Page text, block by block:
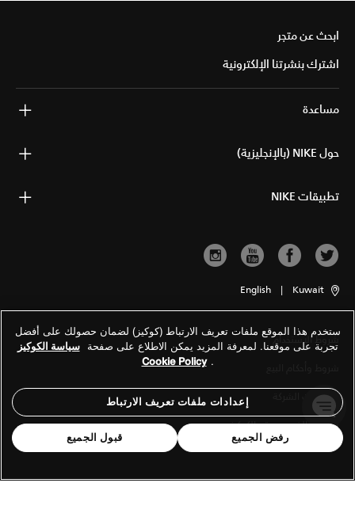
ابحث عن متجر
اشترك بنشرتنا الإلكترونية
مساعدة
حول NIKE (بالإنجليزية)
تطبيقات NIKE
Kuwait
|
English
شروط الاستخدام
معلومات الشركة
سياسة الخصوصية والكوكيز
ستخدم هذا الموقع ملفات تعريف الارتباط (كوكيز) لضمان حصولك على أفضل
تجربة على موقعنا. لمعرفة المزيد يمكن الاطلاع على صفحة سياسة الكوكيز
.
Cookie Policy
إعدادات ملفات تعريف الارتباط
رفض الجميع قبول الجميع